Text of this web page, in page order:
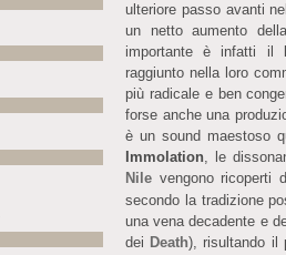
ulteriore passo avanti
un netto aumento
importante è infatti il
raggiunto nella loro
più radicale e ben
forse anche una
è un sound maestoso
Immolation, le
Nile vengono ricoperti
secondo la tradizione
una vena decadente e
dei Death), risultando il